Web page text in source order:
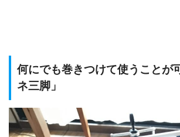
何にでも巻きつけて使うことが
ネ三脚」